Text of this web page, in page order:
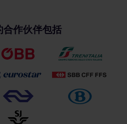
合作伙伴包括